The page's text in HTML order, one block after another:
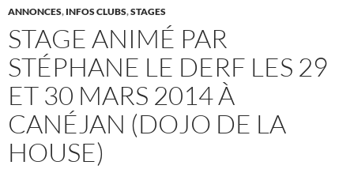
ANNONCES, INFOS CLUBS,STAGES
STAGE ANIMÉ PAR
STÉPHANE LE DERF LES 29
ET 30 MARS 2014 À
CANÉJAN (DOJO DE LA
HOUSE)